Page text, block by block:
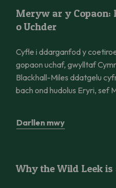
Meryw ar y Copaon:
o Uchder
Cyfle i ddarganfod y
gopaon uchaf, gwylltaf
Blackhall-Miles ddatgelu
bach ond hudolus Eryri, sef
Darllen mwy
Why the Wild Leek